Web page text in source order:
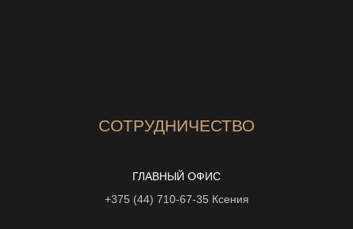
СОТРУДНИЧЕСТВО
ГЛАВНЫЙ ОФИС
+375 (44) 710-67-35 Ксения